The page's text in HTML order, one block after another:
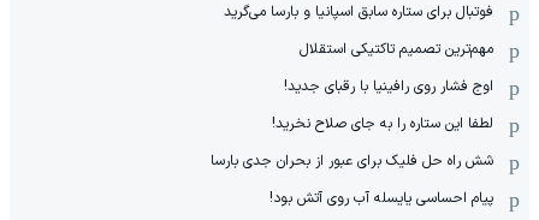
فوتبال برای ستاره سابق اسپانیا و بارسا می‌گرید
مهم‌ترین تصمیم تاکتیکی استقلال
اوج فشار روی رافینیا با رقبای جدید!
لطفا این ستاره را به جای صلاح نخرید!
شش راه حل فلیک برای عبور از بحران جدی بارسا
پیام احساسی یایسله آب روی آتش بود!